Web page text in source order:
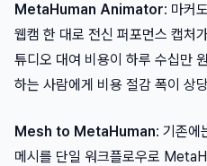
MetaHuman Animator: 마커
웹캠 한 대로 전신 퍼포먼스 캡처
튜디오 대여 비용이 하루 수십만
하는 사람에게 비용 절감 폭이 상
Mesh to MetaHuman: 기존에
메시를 단일 워크플로우로